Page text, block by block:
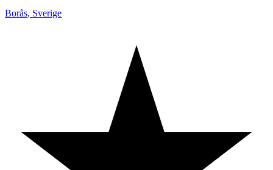
Borås, Sverige